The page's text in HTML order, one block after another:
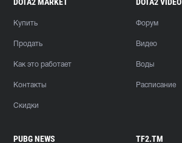
Купить
Продать
Как это работает
Контакты
Скидки
Форум
Видео
Воды
Расписание
PUBG NEWS TF2.TM